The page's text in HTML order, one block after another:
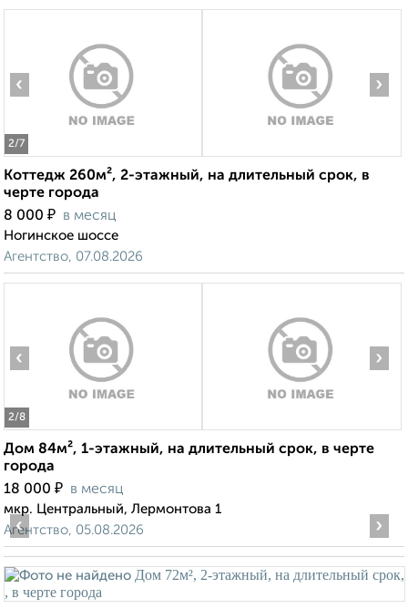
2/7
‹ ›
Коттедж 260м², 2-этажный, на длительный срок, в
черте города
8 000 ₽ в месяц
Ногинское шоссе
Агентство, 07.08.2026
2/8
‹ ›
Дом 84м², 1-этажный, на длительный срок, в черте
города
18 000 ₽ в месяц
мкр. Центральный, Лермонтова 1
Агентство, 05.08.2026
‹ ›